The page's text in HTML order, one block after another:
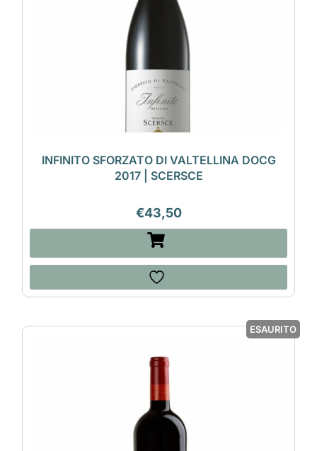
INFINITO SFORZATO DI VALTELLINA DOCG
2017 | SCERSCE
€43,50
ESAURITO